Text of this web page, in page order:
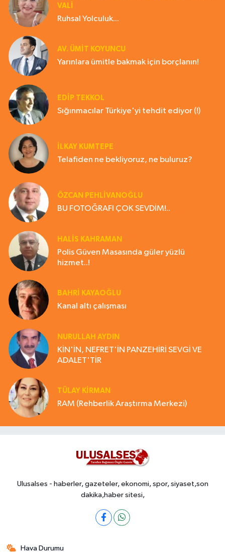
VALİ
Ruhsal Yolculuk...
AV. ÜMIT KOYUNCU
Yarınlara ümitle bakmak için borçlanın!
EDIP TEKKOL
Sığınmacılar Türkiye'yi tehdit ediyor (!)
İLKAY KUMTEPE
Telafiden ne bekliyoruz, ne buluruz?
ÖZCAN PEHLİVANOĞLU
BU FOTOĞRAFI ÇOK SEVDİM!..
HALIS KAHRAMAN
Polis Güven Masasında güler yüzlü
hizmet..!
BAHRI KAYAOĞLU
Kanal altı çalışması
NURULLAH AYDIN
KİN'İN, NEFRET'İN PANZEHİRİ SEVGİ VE
ADALET'TİR
TÜLAY KİRMAN
RAM (Rehberlik Araştırma Merkezi)
Ulusalses - haberler, gazeteler, ekonomi, spor, siyaset,son
dakika,haber sitesi,
Hava Durumu